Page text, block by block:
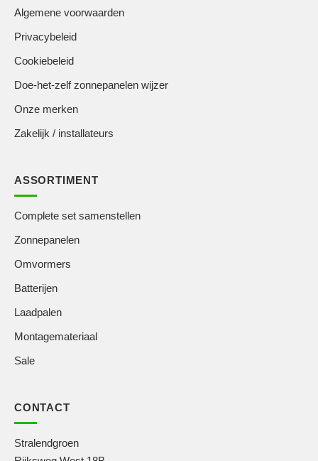
Algemene voorwaarden
Privacybeleid
Cookiebeleid
Doe-het-zelf zonnepanelen wijzer
Onze merken
Zakelijk / installateurs
ASSORTIMENT
Complete set samenstellen
Zonnepanelen
Omvormers
Batterijen
Laadpalen
Montagemateriaal
Sale
CONTACT
Stralendgroen